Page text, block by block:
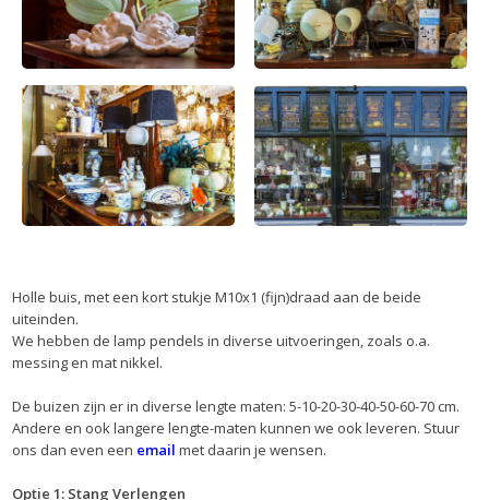
Holle buis, met een kort stukje M10x1 (fijn)draad aan de beide
uiteinden.
We hebben de lamp pendels in diverse uitvoeringen, zoals o.a.
messing en mat nikkel.
De buizen zijn er in diverse lengte maten: 5-10-20-30-40-50-60-70 cm.
Andere en ook langere lengte-maten kunnen we ook leveren. Stuur
ons dan even een email met daarin je wensen.
Optie 1: Stang Verlengen